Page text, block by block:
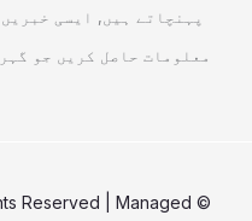
پہنچاتے ہیں, ایسی
معلومات حاصل کریں جو
Reserved | Managed